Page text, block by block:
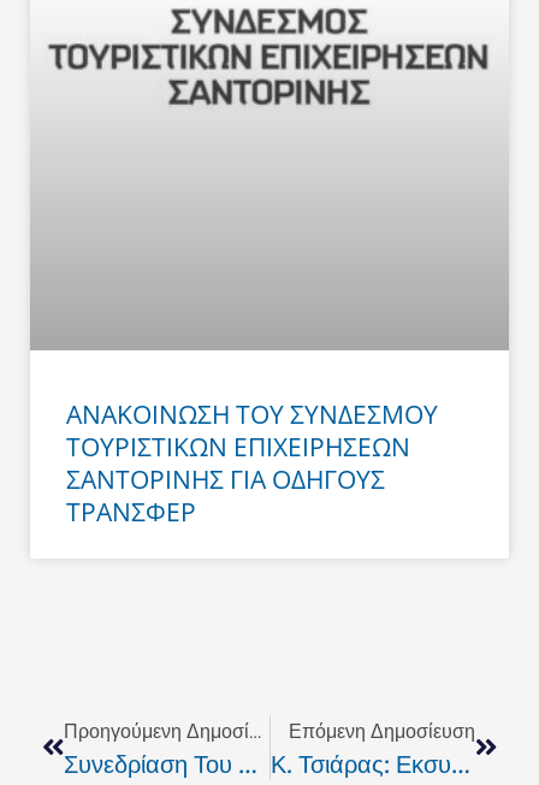
ΑΝΑΚΟΙΝΩΣΗ ΤΟΥ ΣΥΝΔΕΣΜΟΥ
ΤΟΥΡΙΣΤΙΚΩΝ ΕΠΙΧΕΙΡΗΣΕΩΝ
ΣΑΝΤΟΡΙΝΗΣ ΓΙΑ ΟΔΗΓΟΥΣ
ΤΡΑΝΣΦΕΡ
Προηγούμενη Δημοσίευση
Συνεδρίαση Του Δ.Σ. Θήρας Την Προσεχή Τρίτη
Επόμενη Δημοσίευση
Κ. Τσιάρας: Εκσυγχρονίζουμε Την Ποινική Δικαιοσύνη Και Αναβαθμίζουμε Τα Ποιοτικά Χαρακτηριστικά Της